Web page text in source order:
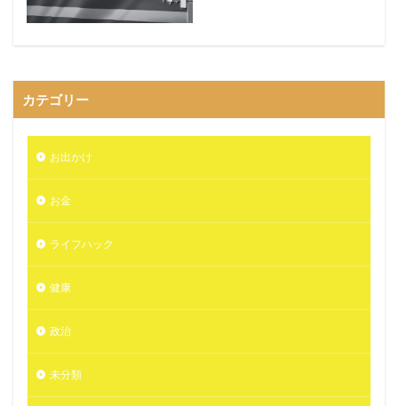
カテゴリー
お出かけ
お金
ライフハック
健康
政治
未分類